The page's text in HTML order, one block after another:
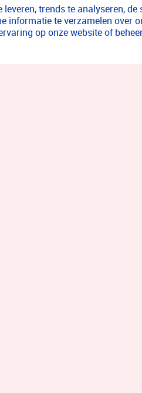
trends te analyseren, de
informatie te verzamelen over
op onze website of